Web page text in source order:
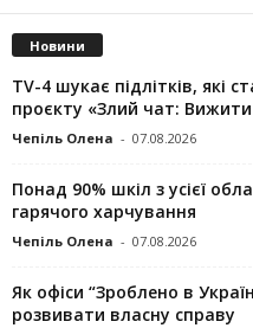
Новини
TV-4 шукає підлітків, які
проєкту «Злий чат:
Чепіль Олена - 07.08.2026
Понад 90% шкіл з усієї
гарячого харчування
Чепіль Олена - 07.08.2026
Як офіси “Зроблено в
розвивати власну справу